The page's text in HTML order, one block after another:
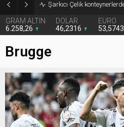
İran 2 ülkeyi birden vurdu
GRAM ALTIN
6.258,26
DOLAR
46,2316
EURO
53,5743
Brugge